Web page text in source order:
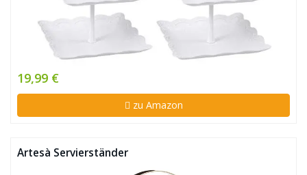
19,99 €
zu Amazon
Artesà Servierständer